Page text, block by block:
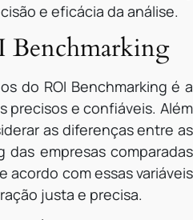
e eficácia da análise.
Benchmarking
do ROI Benchmarking é a
precisos e confiáveis. Além
as diferenças entre as
empresas comparadas
acordo com essas variáveis
justa e precisa.